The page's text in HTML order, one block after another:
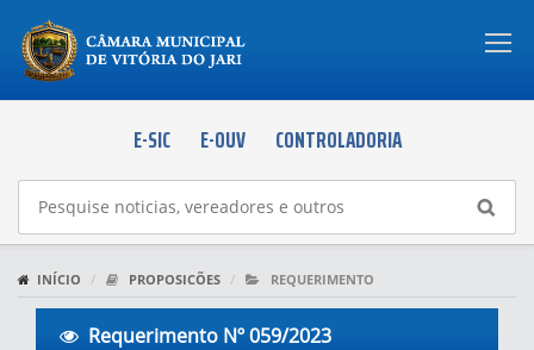
E-SIC E-OUV CONTROLADORIA
INÍCIO PROPOSICÕES REQUERIMENTO
Requerimento Nº 059/2023